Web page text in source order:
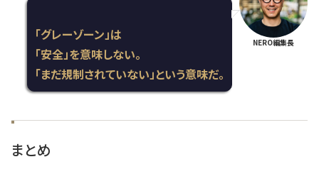
「グレーゾーン」は
「安全」を意味しない。
「まだ規制されていない」という意味だ。
NERO編集長
まとめ